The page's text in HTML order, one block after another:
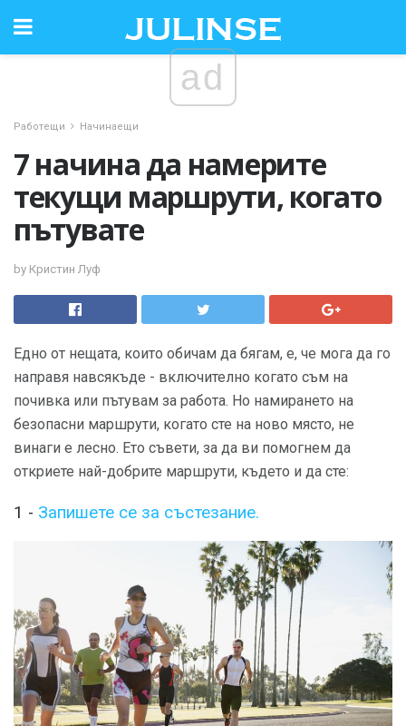
ad
Работещи Начинаещи
7 начина да намерите
текущи маршрути, когато
пътувате
by Кристин Луф
Едно от нещата, които обичам да бягам, е, че мога да го
направя навсякъде - включително когато съм на
почивка или пътувам за работа. Но намирането на
безопасни маршрути, когато сте на ново място, не
винаги е лесно. Ето съвети, за да ви помогнем да
откриете най-добрите маршрути, където и да сте:
1 - Запишете се за състезание.